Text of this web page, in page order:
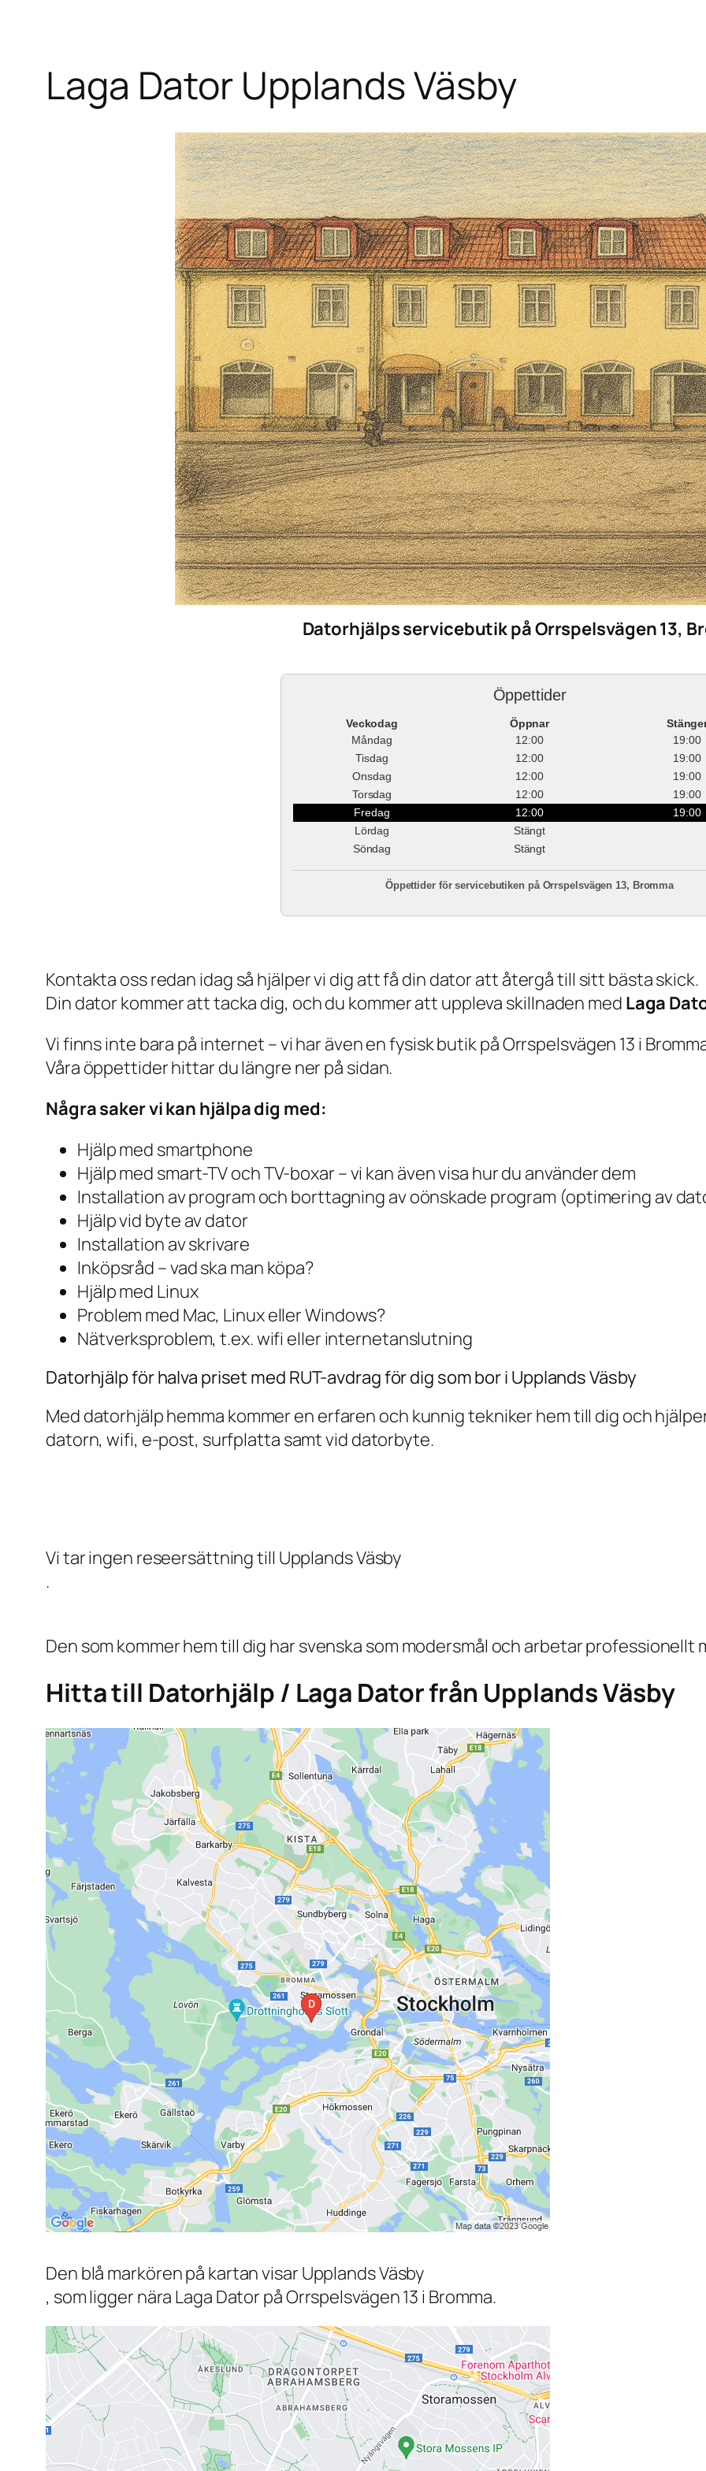
Laga Dator Upplands Väsby
Datorhjälps servicebutik på Orrspelsvägen 13,
Öppettider
Veckodag Öppnar
Måndag
12:00
19:00
Tisdag
12:00
19:00
Onsdag
12:00
19:00
Torsdag
12:00
19:00
Fredag
12:00
19:00
Lördag
Stängt
Söndag
Stängt
Öppettider för servicebutiken på Orrspelsvägen 13, Bromma
Kontakta oss redan idag så hjälper vi dig att få din dator att återgå till sitt bästa skick.
Din dator kommer att tacka dig, och du kommer att uppleva skillnaden med Laga
Vi finns inte bara på internet – vi har även en fysisk butik på Orrspelsvägen 13 i
Våra öppettider hittar du längre ner på sidan.
Några saker vi kan hjälpa dig med:
Hjälp med smartphone
Hjälp med smart-TV och TV-boxar – vi kan även visa hur du använder dem
Installation av program och borttagning av oönskade program (optimering av
Hjälp vid byte av dator
Installation av skrivare
Inköpsråd – vad ska man köpa?
Hjälp med Linux
Problem med Mac, Linux eller Windows?
Nätverksproblem, t.ex. wifi eller internetanslutning
Datorhjälp för halva priset med RUT-avdrag för dig som bor i Upplands Väsby
Med datorhjälp hemma kommer en erfaren och kunnig tekniker hem till dig och
datorn, wifi, e-post, surfplatta samt vid datorbyte.
Vi tar ingen reseersättning till Upplands Väsby
.
Den som kommer hem till dig har svenska som modersmål och arbetar professionellt
Hitta till Datorhjälp / Laga Dator från Upplands Väsby
Den blå markören på kartan visar Upplands Väsby
, som ligger nära Laga Dator på Orrspelsvägen 13 i Bromma.